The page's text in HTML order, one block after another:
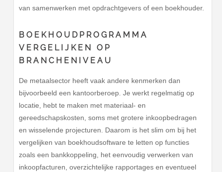
van samenwerken met opdrachtgevers of een boekhouder.
BOEKHOUDPROGRAMMA
VERGELIJKEN OP
BRANCHENIVEAU
De metaalsector heeft vaak andere kenmerken dan
bijvoorbeeld een kantoorberoep. Je werkt regelmatig op
locatie, hebt te maken met materiaal- en
gereedschapskosten, soms met grotere inkoopbedragen
en wisselende projecturen. Daarom is het slim om bij het
vergelijken van boekhoudsoftware te letten op functies
zoals een bankkoppeling, het eenvoudig verwerken van
inkoopfacturen, overzichtelijke rapportages en eventueel